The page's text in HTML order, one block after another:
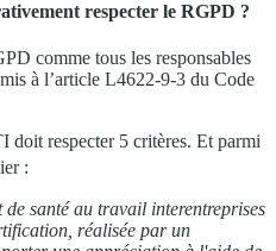
respecter le RGPD ?
comme tous les responsables
à l’article L4622-9-3 du Code
doit respecter 5 critères. Et parmi
:
santé au travail interentreprises
réalisée par un